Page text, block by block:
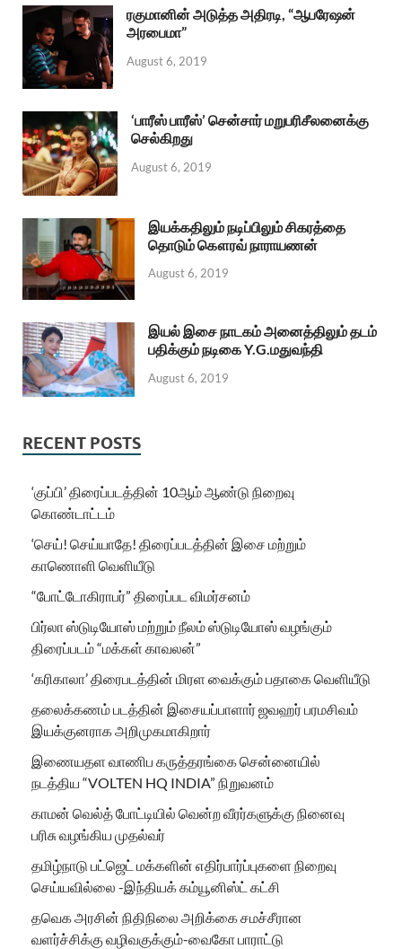
ரகுமானின் அடுத்த அதிரடி, “ஆபரேஷன்
அரபைமா”
August 6, 2019
‘பாரீஸ் பாரீஸ்’ சென்சார் மறுபரிசீலனைக்கு
செல்கிறது
August 6, 2019
இயக்கதிலும் நடிப்பிலும் சிகரத்தை
தொடும் கௌரவ் நாராயணன்
August 6, 2019
இயல் இசை நாடகம் அனைத்திலும் தடம்
பதிக்கும் நடிகை Y.G.மதுவந்தி
August 6, 2019
RECENT POSTS
‘குப்பி’ திரைப்படத்தின் 10ஆம் ஆண்டு நிறைவு
கொண்டாட்டம்
‘செய்! செய்யாதே! திரைப்படத்தின் இசை மற்றும்
காணொளி வெளியீடு
“போட்டோகிராபர்” திரைப்பட விமர்சனம்
பிர்லா ஸ்டுடியோஸ் மற்றும் நீலம் ஸ்டுடியோஸ் வழங்கும்
திரைப்படம் “மக்கள் காவலன்”
‘கரிகாலா’ திரைபடத்தின் மிரள வைக்கும் பதாகை வெளியீடு
தலைக்கணம் படத்தின் இசையப்பாளார் ஜவஹர் பரமசிவம்
இயக்குனராக அறிமுகமாகிறார்
இணையதள வாணிப கருத்தரங்கை சென்னையில்
நடத்திய “VOLTEN HQ INDIA” நிறுவனம்
காமன் வெல்த் போட்டியில் வென்ற வீரர்களுக்கு நினைவு
பரிசு வழங்கிய முதல்வர்
தமிழ்நாடு பட்ஜெட் மக்களின் எதிர்பார்ப்புகளை நிறைவு
செய்யவில்லை -இந்தியக் கம்யூனிஸ்ட் கட்சி
தவெக அரசின் நிதிநிலை அறிக்கை சமச்சீரான
வளர்ச்சிக்கு வழிவகுக்கும்-வைகோ பாராட்டு